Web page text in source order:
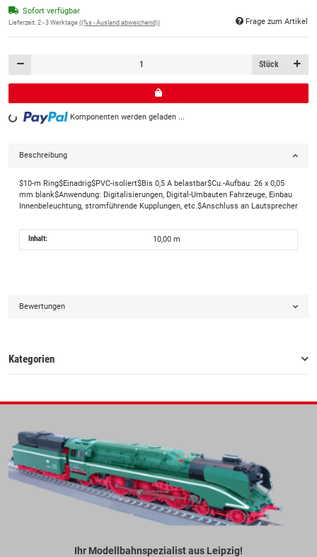
Sofort verfügbar
Lieferzeit: 2 - 3 Werktage ((%s - Ausland abweichend)) Frage zum Artikel
Stück
Loading... Komponenten werden geladen ...
Beschreibung
$10-m Ring$Einadrig$PVC-isoliert$Bis 0,5 A belastbar$Cu.-Aufbau: 26 x 0,05
mm blank$Anwendung: Digitalisierungen, Digital-Umbauten Fahrzeuge, Einbau
Innenbeleuchtung, stromführende Kupplungen, etc.$Anschluss an Lautsprecher
Inhalt: 10,00 m
Bewertungen
Kategorien
Ihr Modellbahnspezialist aus Leipzig!